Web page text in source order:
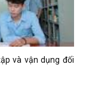
và vận dụng đối